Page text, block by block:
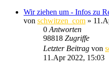
Wir ziehen um - Infos zu
von schwitzen_com »
0 Antworten
98818 Zugriffe
Letzter Beitrag von
11.Apr 2022, 15:03